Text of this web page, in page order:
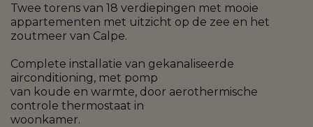
Twee torens van 18 verdiepingen met mooie
appartementen met uitzicht op de zee en het
zoutmeer van Calpe.
Complete installatie van gekanaliseerde
airconditioning, met pomp
van koude en warmte, door aerothermische
controle thermostaat in
woonkamer.